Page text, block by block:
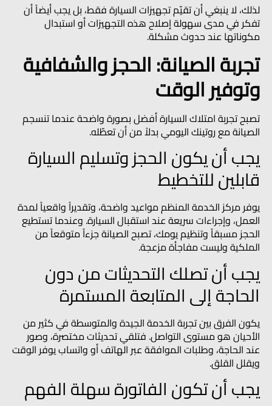
لذلك، لا ينبغي أن تقيّم تجهيزات السيارة فقط، بل يجب أيضاً أن
تفكر في مدى سهولة إصلاح هذه التجهيزات أو استبدال
مكوناتها عند حدوث مشكلة.
تجربة الصيانة: الحجز والشفافية
وتوفير الوقت
تصبح تجربة امتلاك السيارة أفضل بصورة واضحة عندما تنسجم
الصيانة مع روتينك اليومي بدلاً من أن تعطّله.
يجب أن يكون الحجز وتسليم السيارة
قابلين للتخطيط
يوفر مركز الخدمة المنظم مواعيد واضحة، وتقديراً واقعياً لمدة
العمل، وإجراءات سريعة عند استقبال السيارة. وعندما تستطيع
الحجز مسبقاً وتنظيم يومك، تصبح الصيانة جزءاً متوقعاً من
الملكية وليست مفاجأة مزعجة.
يجب أن تصلك التحديثات من دون
الحاجة إلى المتابعة المستمرة
يكون الفرق بين تجربة الخدمة الجيدة والمتوسطة في كثير من
الأحيان هو مستوى التواصل. فتلقي تحديثات مختصرة، وصور
عند الحاجة، وطلبات الموافقة عبر الهاتف أو واتساب يوفر الوقت
ويقلل القلق.
يجب أن تكون الفاتورة سهلة الفهم